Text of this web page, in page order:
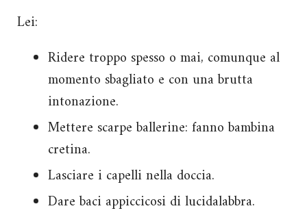
Lei:
Ridere troppo spesso o mai, comunque al
momento sbagliato e con una brutta
intonazione.
Mettere scarpe ballerine: fanno bambina
cretina.
Lasciare i capelli nella doccia.
Dare baci appiccicosi di lucidalabbra.